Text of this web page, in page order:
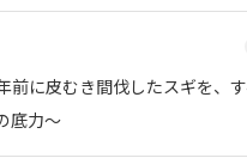
前に皮むき間伐したスギを、
底力～